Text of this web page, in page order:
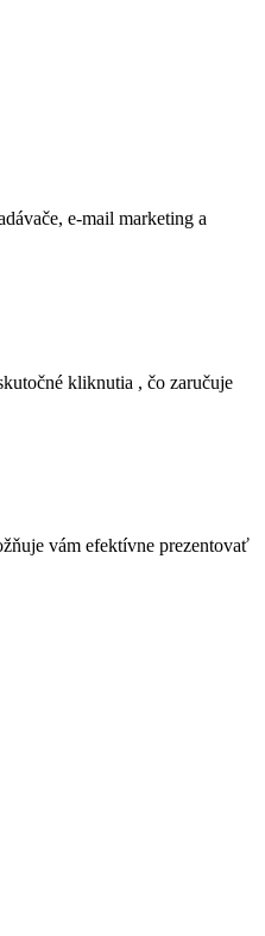
e-mail marketing a
kliknutia , čo zaručuje
vám efektívne prezentovať